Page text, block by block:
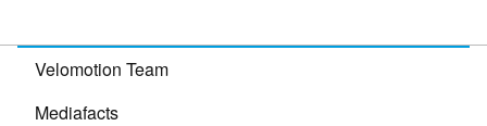
Velomotion Team
Mediafacts